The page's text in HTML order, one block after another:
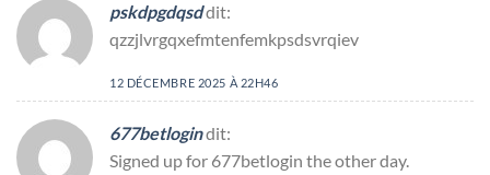
pskdpgdqsddit:
qzzjlvrgqxefmtenfemkpsdsvrqiev
12 DÉCEMBRE 2025 À 22H46
677betlogindit:
Signed up for 677betlogin the other day.